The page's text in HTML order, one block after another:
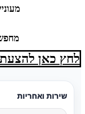
לחץ כאן
שירות ואחריות